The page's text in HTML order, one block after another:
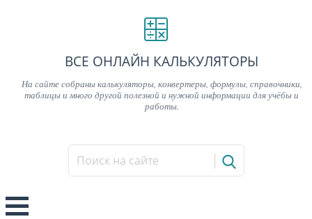
ВСЕ ОНЛАЙН КАЛЬКУЛЯТОРЫ
На сайте собраны калькуляторы, конвертеры, формулы, справочники,
таблицы и много другой полезной и нужной информации для учёбы и
работы.